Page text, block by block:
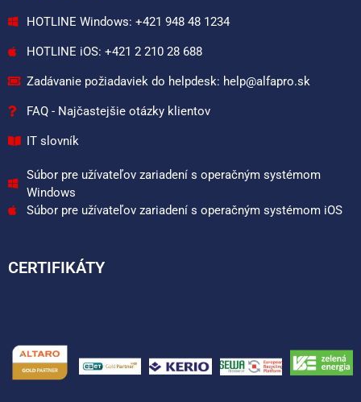
HOTLINE Windows: +421 948 48 1234
HOTLINE iOS: +421 2 210 28 688
Zadávanie požiadaviek do helpdesk: help@alfapro.sk
FAQ - Najčastejšie otázky klientov
IT slovník
Súbor pre užívateľov zariadení s operačným systémom
Windows
Súbor pre užívateľov zariadení s operačným systémom iOS
CERTIFIKÁTY